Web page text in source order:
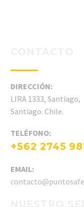
DIRECCIÓN:
LIRA 1333, Santiago,
Santiago. Chile.
TELÉFONO:
+562 2745
EMAIL: